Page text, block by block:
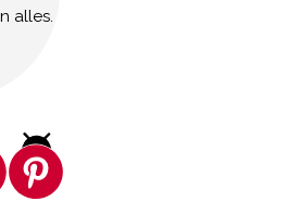
alles.